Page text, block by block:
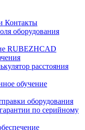
Контакты
оборудования
RUBEZHCAD
расстояния
обучение
оборудования
по серийному